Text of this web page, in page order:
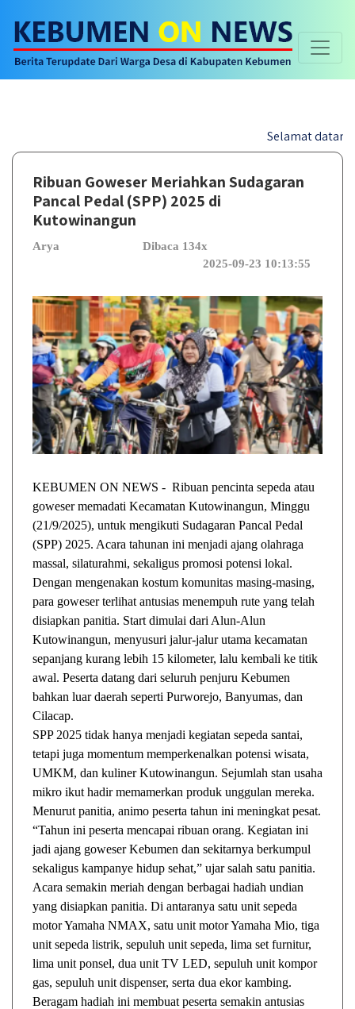
Selamat datang di
Ribuan Goweser Meriahkan Sudagaran
Pancal Pedal (SPP) 2025 di
Kutowinangun
Arya
Dibaca 134x
2025-09-23 10:13:55
KEBUMEN ON NEWS - Ribuan pencinta sepeda atau
goweser memadati Kecamatan Kutowinangun, Minggu
(21/9/2025), untuk mengikuti Sudagaran Pancal Pedal
(SPP) 2025. Acara tahunan ini menjadi ajang olahraga
massal, silaturahmi, sekaligus promosi potensi lokal.
Dengan mengenakan kostum komunitas masing-masing,
para goweser terlihat antusias menempuh rute yang telah
disiapkan panitia. Start dimulai dari Alun-Alun
Kutowinangun, menyusuri jalur-jalur utama kecamatan
sepanjang kurang lebih 15 kilometer, lalu kembali ke titik
awal. Peserta datang dari seluruh penjuru Kebumen
bahkan luar daerah seperti Purworejo, Banyumas, dan
Cilacap.
SPP 2025 tidak hanya menjadi kegiatan sepeda santai,
tetapi juga momentum memperkenalkan potensi wisata,
UMKM, dan kuliner Kutowinangun. Sejumlah stan usaha
mikro ikut hadir memamerkan produk unggulan mereka.
Menurut panitia, animo peserta tahun ini meningkat pesat.
“Tahun ini peserta mencapai ribuan orang. Kegiatan ini
jadi ajang goweser Kebumen dan sekitarnya berkumpul
sekaligus kampanye hidup sehat,” ujar salah satu panitia.
Acara semakin meriah dengan berbagai hadiah undian
yang disiapkan panitia. Di antaranya satu unit sepeda
motor Yamaha NMAX, satu unit motor Yamaha Mio, tiga
unit sepeda listrik, sepuluh unit sepeda, lima set furnitur,
lima unit ponsel, dua unit TV LED, sepuluh unit kompor
gas, sepuluh unit dispenser, serta dua ekor kambing.
Beragam hadiah ini membuat peserta semakin antusias